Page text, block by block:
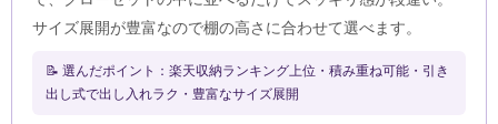
サイズ展開が豊富なので棚の高さに合わせて選べます。
📝 選んだポイント：楽天収納ランキング上位・積み重ね可能・引き
出し式で出し入れラク・豊富なサイズ展開